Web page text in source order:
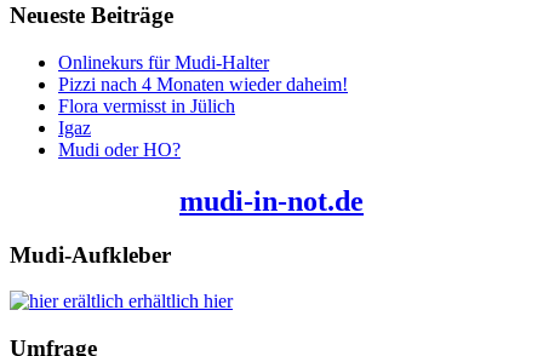
Neueste Beiträge
Onlinekurs für Mudi-Halter
Pizzi nach 4 Monaten wieder daheim!
Flora vermisst in Jülich
Igaz
Mudi oder HO?
mudi-in-not.de
Mudi-Aufkleber
erhältlich hier
Umfrage